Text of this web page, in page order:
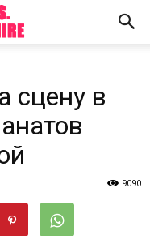
сцену в
9090